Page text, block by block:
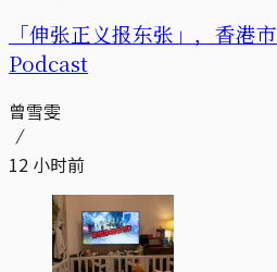
「伸张正义报东张」，香港
Podcast
曾雪雯
12 小时前